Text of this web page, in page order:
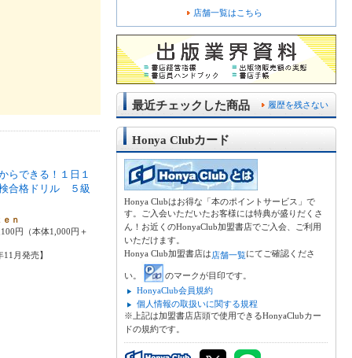
らできる！１日１
合格ドリル ５級
ｅｎ
円（本体1,000円＋
11月発売】
店舗一覧はこちら
履歴を残さない
最近チェックした商品
Honya Clubカード
Honya Clubはお得な「本のポイントサービス」で
す。ご入会いただいたお客様には特典が盛りだくさ
ん！お近くのHonyaClub加盟書店でご入会、ご利用
いただけます。
Honya Club加盟書店は店舗一覧にてご確認くださ
い。
のマークが目印です。
HonyaClub会員規約
個人情報の取扱いに関する規程
※上記は加盟書店店頭で使用できるHonyaClubカー
ドの規約です。